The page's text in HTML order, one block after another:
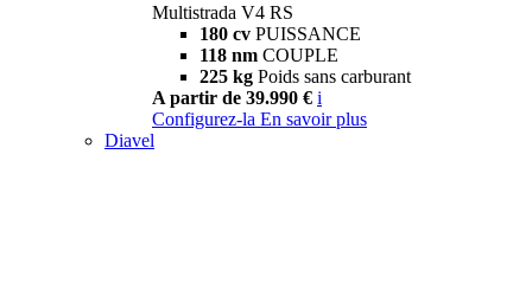
Multistrada V4 RS
180 cv PUISSANCE
118 nm COUPLE
225 kg Poids sans carburant
A partir de 39.990 € i
Configurez-la En savoir plus
Diavel